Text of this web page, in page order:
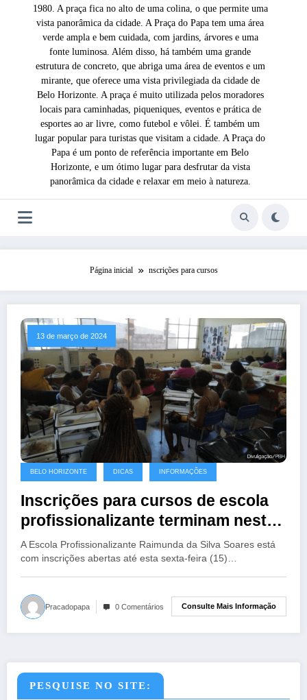
1980. A praça fica no alto de uma colina, o que permite uma
vista panorâmica da cidade. A Praça do Papa tem uma área
verde ampla e bem cuidada, com jardins, árvores e uma
fonte luminosa. Além disso, há também uma grande
estrutura de concreto, que abriga uma área de eventos e um
mirante, que oferece uma vista privilegiada da cidade de
Belo Horizonte. A praça é muito utilizada pelos moradores
locais para caminhadas, piqueniques, eventos e prática de
esportes ao ar livre, como futebol e vôlei. É também um
lugar popular para turistas que visitam a cidade. A Praça do
Papa é um ponto de referência importante em Belo
Horizonte, e um ótimo lugar para desfrutar da vista
panorâmica da cidade e relaxar em meio à natureza.
Página inicial nscrições para cursos
13 de março de 2024
BELO HORIZONTE DICAS INFORMAÇÕES
Inscrições para cursos de escola
profissionalizante terminam nesta
sexta-feira
A Escola Profissionalizante Raimunda da Silva Soares está
com inscrições abertas até esta sexta-feira (15)…
Pracadopapa 0 Comentários Consulte Mais Informação
PESQUISE NO SITE: